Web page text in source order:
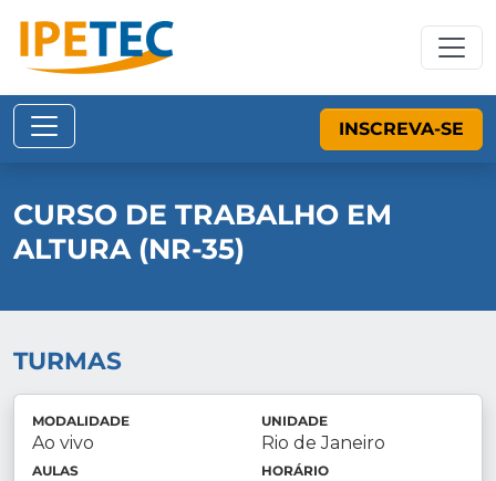
INSCREVA-SE
CURSO DE TRABALHO EM
ALTURA (NR-35)
TURMAS
MODALIDADE
Ao vivo
UNIDADE
Rio de Janeiro
AULAS HORÁRIO